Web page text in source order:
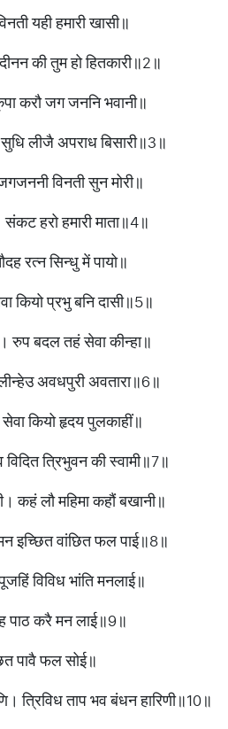
यही हमारी खासी॥
की तुम हो हितकारी॥2॥
करौ जग जननि भवानी॥
सुधि लीजै अपराध बिसारी॥3॥
विनती सुन मोरी॥
हरो हमारी माता॥4॥
रत्न सिन्धु में पायो॥
कियो प्रभु बनि दासी॥5॥
रुप बदल तहं सेवा कीन्हा॥
अवधपुरी अवतारा॥6॥
कियो हृदय पुलकाहीं॥
विदित त्रिभुवन की स्वामी॥7॥
कहं लौ महिमा कहौं बखानी॥
इच्छित वांछित फल पाई॥8॥
विविध भांति मनलाई॥
पाठ करै मन लाई॥9॥
पावै फल सोई॥
त्रिविध ताप भव बंधन हारिणी॥10॥